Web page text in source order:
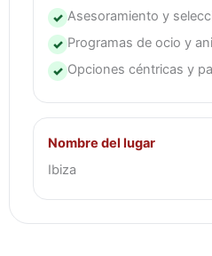
✓ Asesoramiento y
✓ Programas de ocio y
✓ Opciones céntricas y
Nombre del lugar
Ibiza